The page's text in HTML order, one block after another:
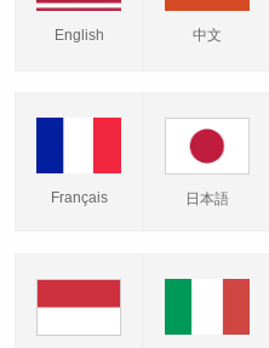
English 中文
Français 日本語